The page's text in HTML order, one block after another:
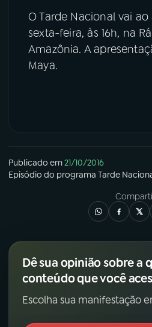
O Tarde Nacional vai
sexta-feira, às 16h, na
Amazônia. A
Maya.
Publicado em21/10/2016
Episódio do programa Tarde
Dê sua opinião sobre a
conteúdo que você
Escolha sua manifestação